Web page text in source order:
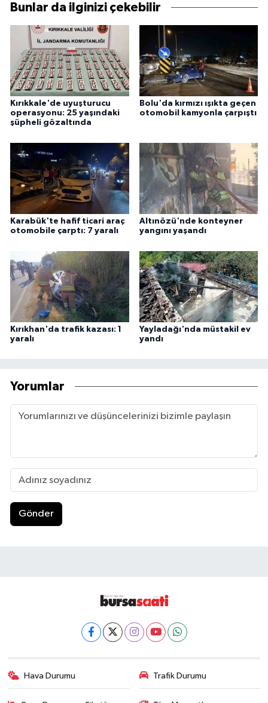
Bunlar da ilginizi çekebilir
Kırıkkale'de uyuşturucu
operasyonu: 25 yaşındaki
şüpheli gözaltında
Bolu'da kırmızı ışıkta geçen
otomobil kamyonla çarpıştı
Karabük'te hafif ticari araç
otomobile çarptı: 7 yaralı
Altınözü'nde konteyner
yangını yaşandı
Kırıkhan'da trafik kazası: 1
yaralı
Yayladağı'nda müstakil ev
yandı
Yorumlar
Gönder
Hava Durumu Trafik Durumu